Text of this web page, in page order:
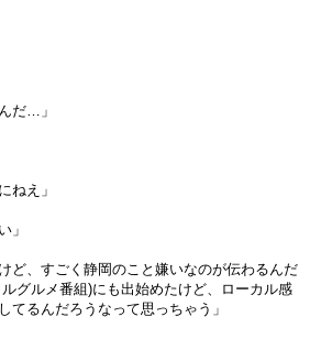
だ…」
ねえ」
」
ど、すごく静岡のこと嫌いなのが伝わるんだ
グルメ番組)にも出始めたけど、ローカル感
てるんだろうなって思っちゃう」